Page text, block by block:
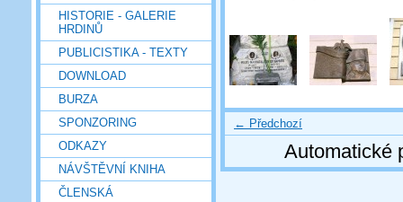
HISTORIE - GALERIE
HRDINŮ
PUBLICISTIKA - TEXTY
DOWNLOAD
BURZA
SPONZORING
ODKAZY
NÁVŠTĚVNÍ KNIHA
ČLENSKÁ
← Předchozí
Automatické